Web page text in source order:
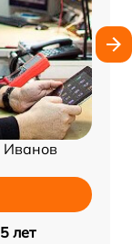
Иванов
5 лет